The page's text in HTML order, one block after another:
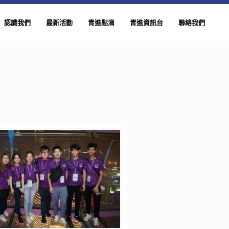
認識我們 最新活動 青進點滴 青進資訊台 聯絡我們